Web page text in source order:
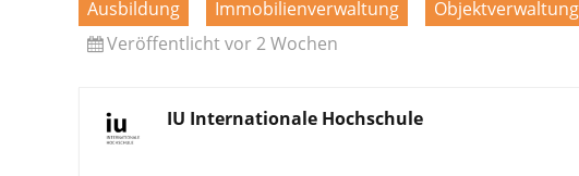
Ausbildung Immobilienverwaltung Objektverwaltung
Veröffentlicht vor 2 Wochen
IU Internationale Hochschule